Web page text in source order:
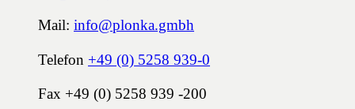
Mail: info@plonka.gmbh
Telefon +49 (0) 5258 939-0
Fax +49 (0) 5258 939 -200